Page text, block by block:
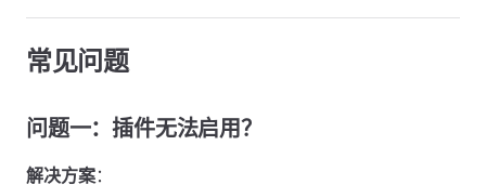
常见问题
问题一：插件无法启用？
解决方案：